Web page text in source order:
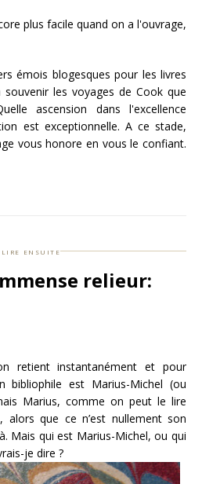
plus facile quand on a l'ouvrage,
émois blogesques pour les livres
les voyages de Cook que
ascension dans l'excellence
est exceptionnelle. A ce stade,
vous honore en vous le confiant.
lire ensuite
relieur:
retient instantanément et pour
bibliophile est Marius-Michel (ou
Marius, comme on peut le lire
alors que ce n’est nullement son
Mais qui est Marius-Michel, ou qui
je dire ?